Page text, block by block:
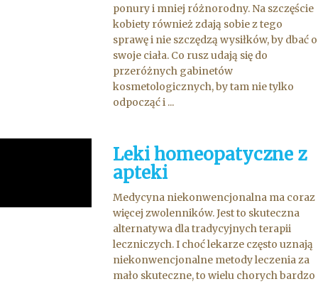
ponury i mniej różnorodny. Na szczęście
kobiety również zdają sobie z tego
sprawę i nie szczędzą wysiłków, by dbać o
swoje ciała. Co rusz udają się do
przeróżnych gabinetów
kosmetologicznych, by tam nie tylko
odpocząć i ...
Leki homeopatyczne z
apteki
Medycyna niekonwencjonalna ma coraz
więcej zwolenników. Jest to skuteczna
alternatywa dla tradycyjnych terapii
leczniczych. I choć lekarze często uznają
niekonwencjonalne metody leczenia za
mało skuteczne, to wielu chorych bardzo